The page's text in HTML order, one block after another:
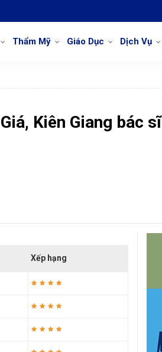
Thẩm Mỹ Giáo Dục Dịch Vụ
Kiên Giang bác sĩ
Xếp hạng